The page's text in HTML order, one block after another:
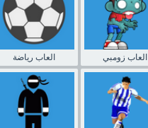
العاب رياضة العاب زومبي